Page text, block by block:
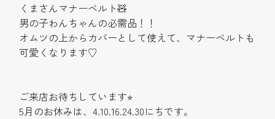
くまさんマナーベルト🧸
男の子わんちゃんの必需品！！
オムツの上からカバーとして使えて、マナーベルトも
可愛くなります♡
ご来店お待ちしています⭐︎
5月のお休みは、4.10.16.24.30にちです。